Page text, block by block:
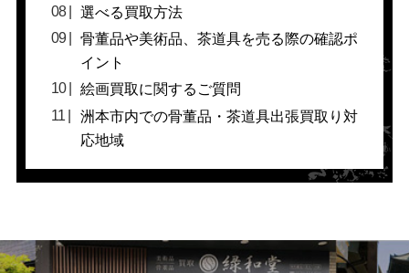
選べる買取方法
骨董品や美術品、茶道具を売る際の確認ポ
イント
絵画買取に関するご質問
洲本市内での骨董品・茶道具出張買取り対
応地域